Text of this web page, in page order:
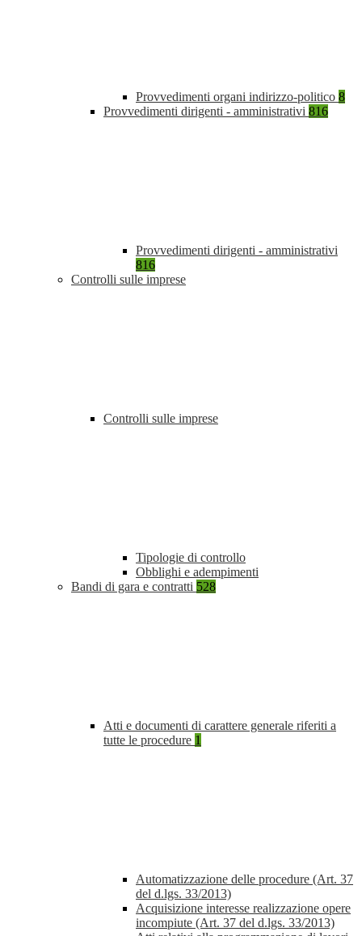
Provvedimenti organi indirizzo-politico 8
Provvedimenti dirigenti - amministrativi 816
Provvedimenti dirigenti - amministrativi
816
Controlli sulle imprese
Controlli sulle imprese
Tipologie di controllo
Obblighi e adempimenti
Bandi di gara e contratti 528
Atti e documenti di carattere generale riferiti a
tutte le procedure 1
Automatizzazione delle procedure (Art. 37
del d.lgs. 33/2013)
Acquisizione interesse realizzazione opere
incompiute (Art. 37 del d.lgs. 33/2013)